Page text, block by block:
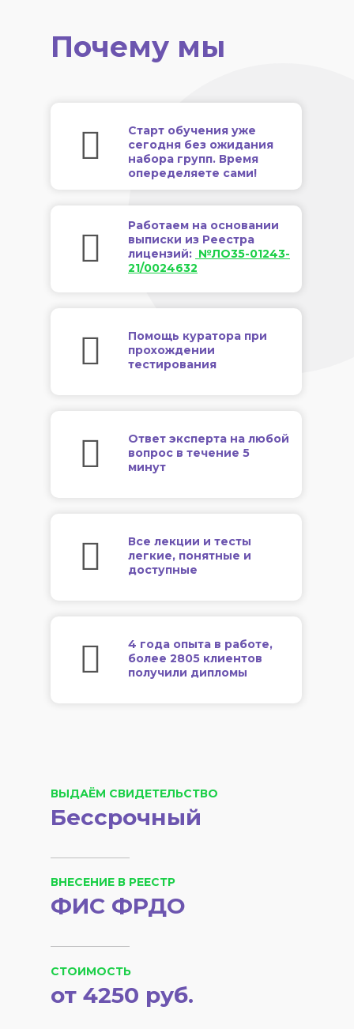
Почему мы
Старт обучения уже
сегодня без ожидания
набора групп. Время
опеределяете сами!
Работаем на основании
выписки из Реестра
лицензий: №ЛО35-01243-
21/0024632
Помощь куратора при
прохождении
тестирования
Ответ эксперта на любой
вопрос в течение 5
минут
Все лекции и тесты
легкие, понятные и
доступные
4 года опыта в работе,
более 2805 клиентов
получили дипломы
ВЫДАЁМ СВИДЕТЕЛЬСТВО
Бессрочный
ВНЕСЕНИЕ В РЕЕСТР
ФИС ФРДО
СТОИМОСТЬ
от 4250 руб.